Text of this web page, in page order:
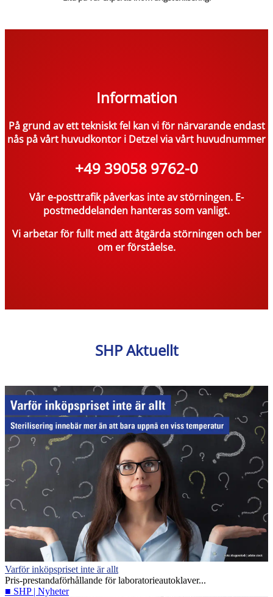
Information
På grund av ett tekniskt fel kan vi för närvarande endast
nås på vårt huvudkontor i Detzel via vårt huvudnummer
+49 39058 9762-0
Vår e-posttrafik påverkas inte av störningen. E-
postmeddelanden hanteras som vanligt.
Vi arbetar för fullt med att åtgärda störningen och ber
om er förståelse.
SHP Aktuellt
Varför inköpspriset inte är allt
Pris-prestandaförhållande för laboratorieautoklaver...
■ SHP | Nyheter